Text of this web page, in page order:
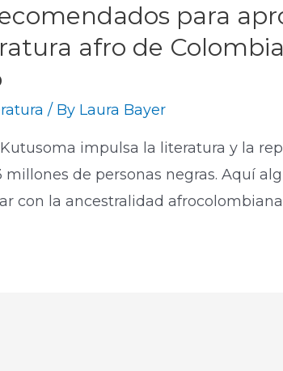
para
afro de
/ By Laura Bayer
impulsa la literatura y la
millones de personas negras. Aquí
con la ancestralidad